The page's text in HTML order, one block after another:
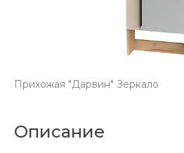
Прихожая "Дарвин" Зеркало
Описание